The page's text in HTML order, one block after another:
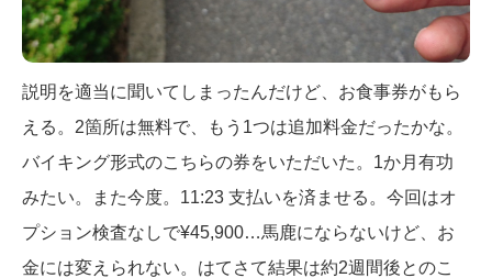
説明を適当に聞いてしまったんだけど、お食事券がもら
える。2箇所は無料で、もう1つは追加料金だったかな。
バイキング形式のこちらの券をいただいた。1か月有功
みたい。また今度。11:23 支払いを済ませる。今回はオ
プション検査なしで¥45,900…馬鹿にならないけど、お
金には変えられない。はてさて結果は約2週間後とのこ